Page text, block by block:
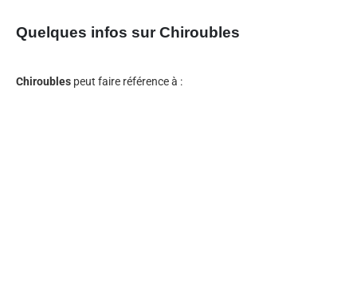
Quelques infos sur Chiroubles
Chiroubles peut faire référence à :